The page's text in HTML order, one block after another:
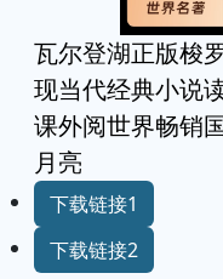
瓦尔登湖正版梭
现当代经典小说
课外阅世界畅销
月亮
下载链接1
下载链接2